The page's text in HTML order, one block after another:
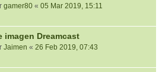
gamer80 « 05 Mar 2019, 15:11
imagen Dreamcast
Jaimen « 26 Feb 2019, 07:43